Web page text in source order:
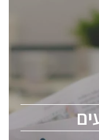
כולל מהנדסים,
ChipEx2026 will